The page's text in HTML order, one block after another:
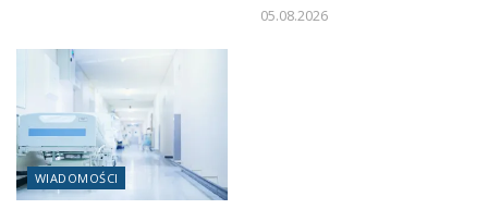
05.08.2026
WIADOMOŚCI